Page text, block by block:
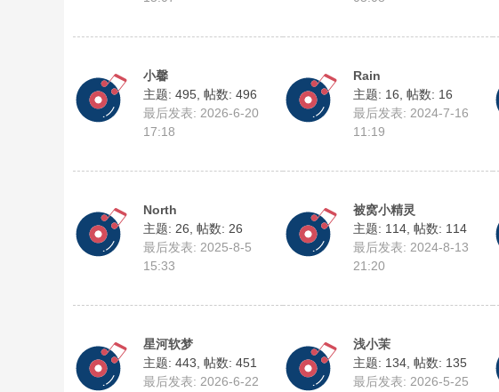
小馨
主题: 495 帖数: 496
最后发表: 2026-6-20
17:18
Rain
主题: 16 帖数: 16
最后发表: 2024-7-16
11:19
North
主题: 26 帖数: 26
最后发表: 2025-8-5
15:33
被窝小精灵
主题: 114 帖数: 114
最后发表: 2024-8-13
21:20
星河软梦
主题: 443 帖数: 451
最后发表: 2026-6-22
浅小茉
主题: 134 帖数: 135
最后发表: 2026-5-25